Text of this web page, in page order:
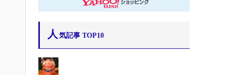
人 気記事 TOP10